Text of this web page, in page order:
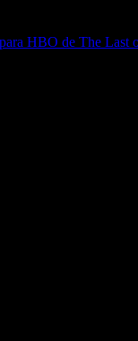
HBO de The Last